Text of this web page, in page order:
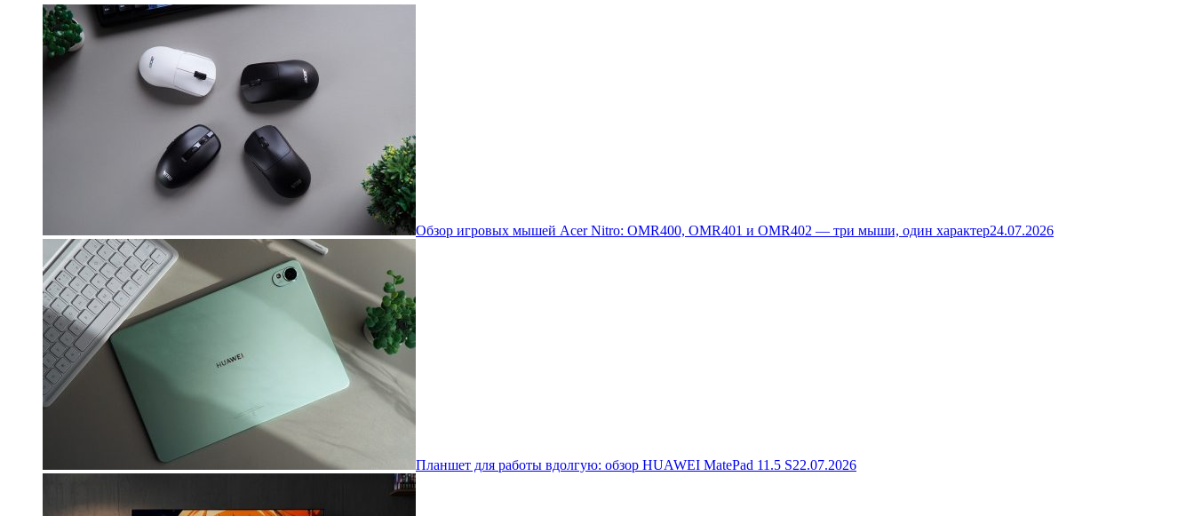
Обзор игровых мышей Acer Nitro: OMR400, OMR401 и OMR402 — три мыши, один характер24.07.2026
Планшет для работы вдолгую: обзор HUAWEI MatePad 11.5 S22.07.2026